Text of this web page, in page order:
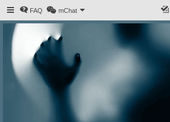
FAQ mChat